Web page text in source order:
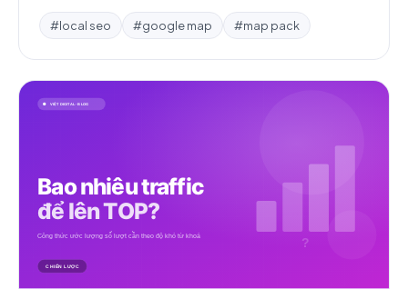
theo quận, 3 case study chi tiết.
#local seo #google map #map pack